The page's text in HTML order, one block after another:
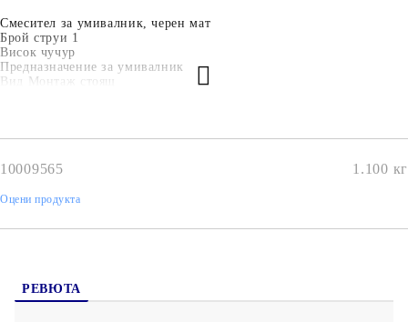
Смесител за умивалник, черен мат
Брой струи 1
Висок чучур
Предназначение за умивалник
Вид Монтаж стоящ
Вид Механизъм Sedal 35MM керамичен механизъм
Аксесоари в комплекта шлаух, монтажен комплект
10009565 1.100 кг
Оцени продукта
РЕВЮТА